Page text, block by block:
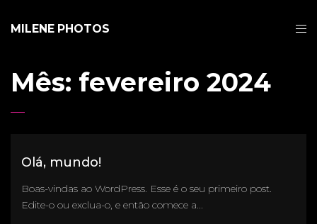
MILENE PHOTOS
Mês: fevereiro 2024
Olá, mundo!
Boas-vindas ao WordPress. Esse é o seu primeiro post.
Edite-o ou exclua-o, e então comece a...